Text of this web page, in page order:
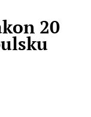
20